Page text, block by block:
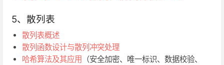
5、散列表
散列表概述
散列函数设计与散列冲突处理
哈希算法及其应用 （安全加密、唯一标识、数据校验、